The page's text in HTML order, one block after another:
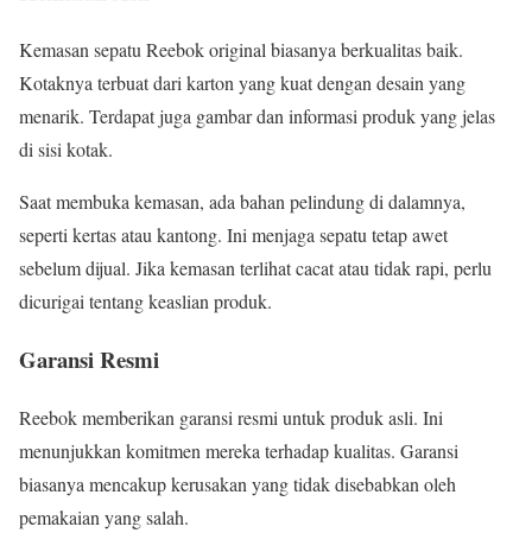
Kemasan sepatu Reebok original biasanya berkualitas baik.
Kotaknya terbuat dari karton yang kuat dengan desain yang
menarik. Terdapat juga gambar dan informasi produk yang jelas
di sisi kotak.
Saat membuka kemasan, ada bahan pelindung di dalamnya,
seperti kertas atau kantong. Ini menjaga sepatu tetap awet
sebelum dijual. Jika kemasan terlihat cacat atau tidak rapi, perlu
dicurigai tentang keaslian produk.
Garansi Resmi
Reebok memberikan garansi resmi untuk produk asli. Ini
menunjukkan komitmen mereka terhadap kualitas. Garansi
biasanya mencakup kerusakan yang tidak disebabkan oleh
pemakaian yang salah.